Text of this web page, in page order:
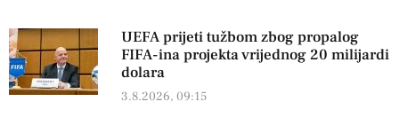
UEFA prijeti tužbom zbog propalog
FIFA-ina projekta vrijednog 20 milijardi
dolara
3.8.2026, 09:15